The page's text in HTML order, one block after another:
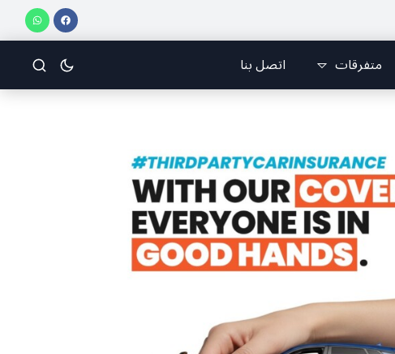
تتركز على إيجاد الفرقة والانقسام في إيران. عيد التجلّي.. ” بعيد الرب اطلع
متفرقات اتصل بنا